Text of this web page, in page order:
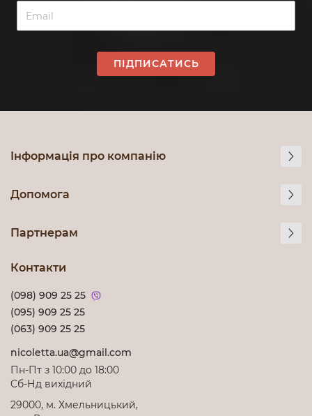
ПІДПИСАТИСЬ
Інформація про компанію
Допомога
Партнерам
Контакти
(098) 909 25 25
(095) 909 25 25
(063) 909 25 25
nicoletta.ua@gmail.com
Пн-Пт з 10:00 до 18:00
Cб-Нд вихідний
29000, м. Хмельницький,